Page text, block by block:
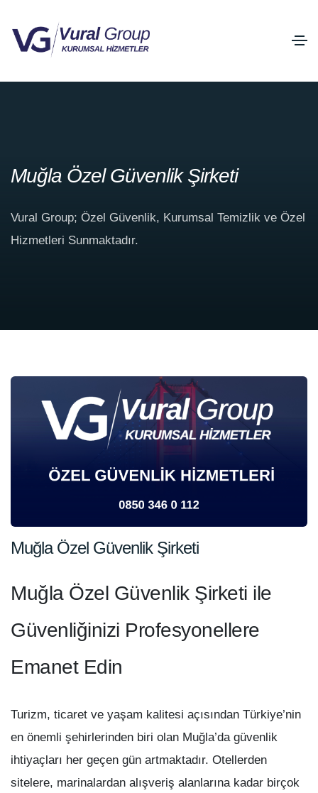
Muğla Özel Güvenlik Şirketi
Vural Group; Özel Güvenlik, Kurumsal Temizlik ve Özel
Hizmetleri Sunmaktadır.
Muğla Özel Güvenlik Şirketi
Muğla Özel Güvenlik Şirketi ile
Güvenliğinizi Profesyonellere
Emanet Edin
Turizm, ticaret ve yaşam kalitesi açısından Türkiye’nin
en önemli şehirlerinden biri olan Muğla’da güvenlik
ihtiyaçları her geçen gün artmaktadır. Otellerden
sitelere, marinalardan alışveriş alanlarına kadar birçok